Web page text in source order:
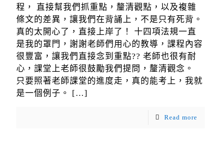
程， 直接幫我們抓重點，釐清觀點，以及複雜
條文的差異，讓我們在背誦上，不是只有死背。
真的太開心了，直接上岸了！ 十四項法規一直
是我的罩門，謝謝老師們用心的教導，課程內容
很豐富，讓我們直接念到重點?? 老師也很有耐
心，課堂上老師很鼓勵我們提問，釐清觀念。
只要照著老師課堂的進度走，真的能考上，我就
是一個例子。
[…]
Read more